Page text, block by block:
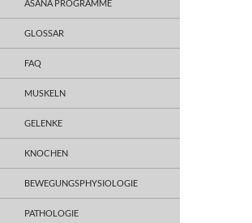
ASANA PROGRAMME
GLOSSAR
FAQ
MUSKELN
GELENKE
KNOCHEN
BEWEGUNGSPHYSIOLOGIE
PATHOLOGIE